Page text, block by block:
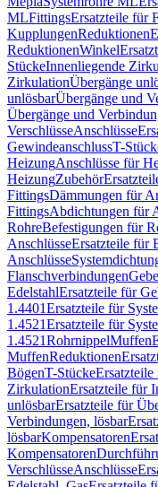
MLFittingsErsatzteile für
KupplungenReduktionen
ReduktionenWinkel
StückeInnenliegende
ZirkulationÜbergänge
unlösbarÜbergänge und
Übergänge und
VerschlüsseAnschlüsse
GewindeanschlussT-
HeizungAnschlüsse für
HeizungZubehör
FittingsDämmungen für
FittingsAbdichtungen für
RohreBefestigungen für
AnschlüsseErsatzteile für
Anschlüsse
Flanschverbindungen
EdelstahlErsatzteile für
1.4401Ersatzteile für
1.4521Ersatzteile für
1.4521RohrnippelMuffen
MuffenReduktionen
BögenT-Stücke
ZirkulationErsatzteile für
unlösbarErsatzteile für
Verbindungen, lösbar
lösbarKompensatoren
Kompensatoren
VerschlüsseAnschlüsse